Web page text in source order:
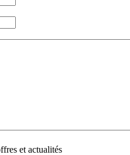
et actualités